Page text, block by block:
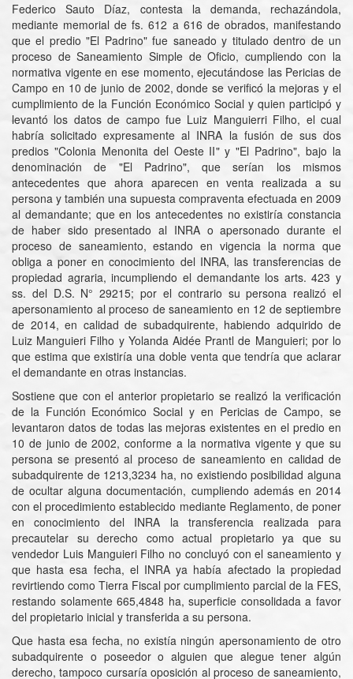
Federico Sauto Díaz, contesta la demanda, rechazándola,
mediante memorial de fs. 612 a 616 de obrados, manifestando
que el predio "El Padrino" fue saneado y titulado dentro de un
proceso de Saneamiento Simple de Oficio, cumpliendo con la
normativa vigente en ese momento, ejecutándose las Pericias de
Campo en 10 de junio de 2002, donde se verificó la mejoras y el
cumplimiento de la Función Económico Social y quien participó y
levantó los datos de campo fue Luiz Manguierri Filho, el cual
habría solicitado expresamente al INRA la fusión de sus dos
predios "Colonia Menonita del Oeste II" y "El Padrino", bajo la
denominación de "El Padrino", que serían los mismos
antecedentes que ahora aparecen en venta realizada a su
persona y también una supuesta compraventa efectuada en 2009
al demandante; que en los antecedentes no existiría constancia
de haber sido presentado al INRA o apersonado durante el
proceso de saneamiento, estando en vigencia la norma que
obliga a poner en conocimiento del INRA, las transferencias de
propiedad agraria, incumpliendo el demandante los arts. 423 y
ss. del D.S. N° 29215; por el contrario su persona realizó el
apersonamiento al proceso de saneamiento en 12 de septiembre
de 2014, en calidad de subadquirente, habiendo adquirido de
Luiz Manguieri Filho y Yolanda Aidée Prantl de Manguieri; por lo
que estima que existiría una doble venta que tendría que aclarar
el demandante en otras instancias.
Sostiene que con el anterior propietario se realizó la verificación
de la Función Económico Social y en Pericias de Campo, se
levantaron datos de todas las mejoras existentes en el predio en
10 de junio de 2002, conforme a la normativa vigente y que su
persona se presentó al proceso de saneamiento en calidad de
subadquirente de 1213,3234 ha, no existiendo posibilidad alguna
de ocultar alguna documentación, cumpliendo además en 2014
con el procedimiento establecido mediante Reglamento, de poner
en conocimiento del INRA la transferencia realizada para
precautelar su derecho como actual propietario ya que su
vendedor Luis Manguieri Filho no concluyó con el saneamiento y
que hasta esa fecha, el INRA ya había afectado la propiedad
revirtiendo como Tierra Fiscal por cumplimiento parcial de la FES,
restando solamente 665,4848 ha, superficie consolidada a favor
del propietario inicial y transferida a su persona.
Que hasta esa fecha, no existía ningún apersonamiento de otro
subadquirente o poseedor o alguien que alegue tener algún
derecho, tampoco cursaría oposición al proceso de saneamiento,